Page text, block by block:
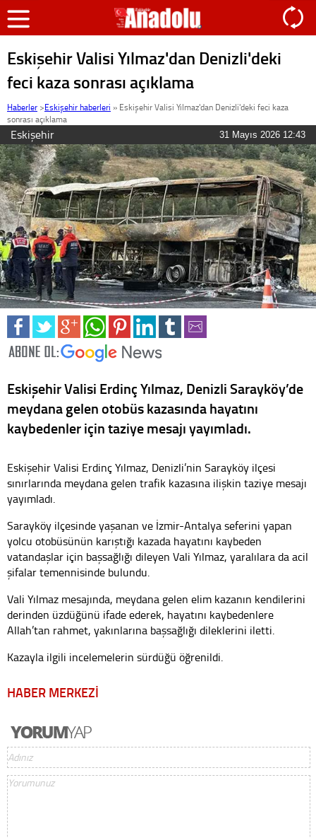
Eskişehir Valisi Yılmaz'dan Denizli'deki
feci kaza sonrası açıklama
Haberler >Eskişehir haberleri » Eskişehir Valisi Yılmaz'dan Denizli'deki feci kaza
sonrası açıklama
Eskişehir 31 Mayıs 2026 12:43
Eskişehir Valisi Erdinç Yılmaz, Denizli Sarayköy’de
meydana gelen otobüs kazasında hayatını
kaybedenler için taziye mesajı yayımladı.
Eskişehir Valisi Erdinç Yılmaz, Denizli’nin Sarayköy ilçesi
sınırlarında meydana gelen trafik kazasına ilişkin taziye mesajı
yayımladı.
Sarayköy ilçesinde yaşanan ve İzmir-Antalya seferini yapan
yolcu otobüsünün karıştığı kazada hayatını kaybeden
vatandaşlar için başsağlığı dileyen Vali Yılmaz, yaralılara da acil
şifalar temennisinde bulundu.
Vali Yılmaz mesajında, meydana gelen elim kazanın kendilerini
derinden üzdüğünü ifade ederek, hayatını kaybedenlere
Allah’tan rahmet, yakınlarına başsağlığı dileklerini iletti.
Kazayla ilgili incelemelerin sürdüğü öğrenildi.
HABER MERKEZİ